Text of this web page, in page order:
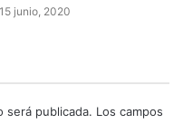
15 junio, 2020
será publicada. Los campos